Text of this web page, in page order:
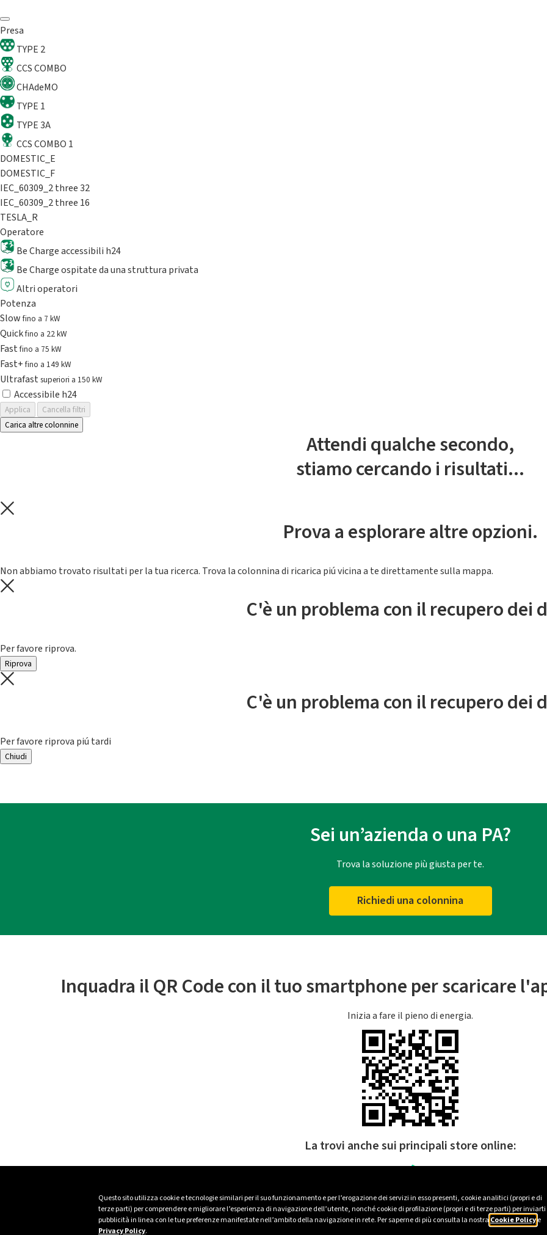
Questo sito utilizza cookie e tecnologie similari per il suo funzionamento e per l’erogazione dei servizi in esso presenti, cookie analitici (propri e di
terze parti) per comprendere e migliorare l’esperienza di navigazione dell’utente, nonché cookie di profilazione (propri e di terze parti) per inviarti
pubblicità in linea con le tue preferenze manifestate nell’ambito della navigazione in rete. Per saperne di più consulta la nostra Cookie Policye
Privacy Policy.
Presa
TYPE 2
CCS COMBO
CHAdeMO
TYPE 1
TYPE 3A
CCS COMBO 1
DOMESTIC_E
DOMESTIC_F
IEC_60309_2 three 32
IEC_60309_2 three 16
TESLA_R
Operatore
Be Charge accessibili h24
Be Charge ospitate da una struttura privata
Altri operatori
Potenza
Slowfino a 7 kW
Quickfino a 22 kW
Fastfino a 75 kW
Fast+fino a 149 kW
Ultrafast superiori a 150 kW
Accessibile h24
Applica
Cancella filtri
Carica altre colonnine
Attendi qualche secondo,
stiamo cercando i risultati...
Prova a esplorare altre opzioni.
Non abbiamo trovato risultati per la tua ricerca. Trova la colonnina di ricarica piú vicina a te direttamente sulla mappa.
C'è un problema con il recupero dei
Per favore riprova.
Riprova
C'è un problema con il recupero dei
Per favore riprova piú tardi
Chiudi
Sei un’azienda o una PA?
Trova la soluzione più giusta per te.
Richiedi una colonnina
Inquadra il QR Code con il tuo smartphone per scaricare
Inizia a fare il pieno di energia.
La trovi anche sui principali store online: